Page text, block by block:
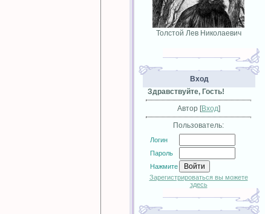
Толстой Лев Николаевич
Вход
Здравствуйте, Гость!
Автор [Вход]
Пользователь:
Логин
Пароль
Нажмите
Зарегистрироваться вы можете
здесь